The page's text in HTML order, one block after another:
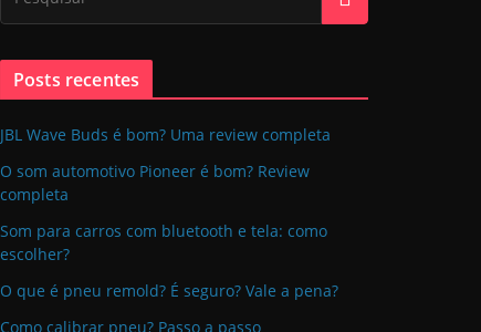
Posts recentes
JBL Wave Buds é bom? Uma review completa
O som automotivo Pioneer é bom? Review
completa
Som para carros com bluetooth e tela: como
escolher?
O que é pneu remold? É seguro? Vale a pena?
Como calibrar pneu? Passo a passo